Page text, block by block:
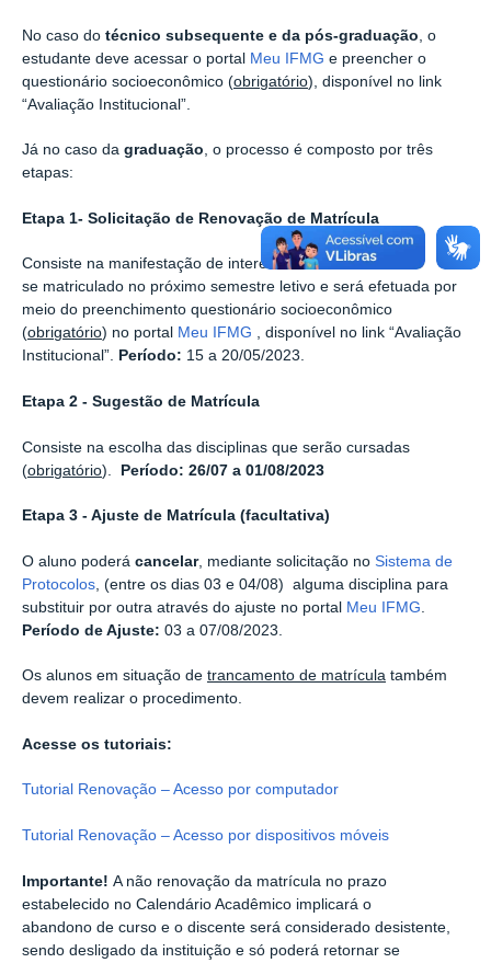
No caso do técnico subsequente e da pós-graduação , o
estudante deve acessar o portal Meu IFMG e preencher o
questionário socioeconômico (obrigatório), disponível no link
“Avaliação Institucional”.
Já no caso da graduação, o processo é composto por três
etapas:
Etapa 1- Solicitação de Renovação de Matrícula
Consiste na manifestação de interesse em manter-
se matriculado no próximo semestre letivo e será efetuada por
meio do preenchimento questionário socioeconômico
(obrigatório) no portal Meu IFMG , disponível no link “Avaliação
Institucional”. Período: 15 a 20/05/2023.
Etapa 2 - Sugestão de Matrícula
Consiste na escolha das disciplinas que serão cursadas
(obrigatório). Período: 26/07 a 01/08/2023
Etapa 3 - Ajuste de Matrícula (facultativa)
O aluno poderá cancelar, mediante solicitação no Sistema de
Protocolos , (entre os dias 03 e 04/08) alguma disciplina para
substituir por outra através do ajuste no portal Meu IFMG
Período de Ajuste: 03 a 07/08/2023.
Os alunos em situação de trancamento de matrícula também
devem realizar o procedimento.
Acesse os tutoriais:
Tutorial Renovação – Acesso por computador
Tutorial Renovação – Acesso por dispositivos móveis
Importante! A não renovação da matrícula no prazo
estabelecido no Calendário Acadêmico implicará o
abandono de curso e o discente será considerado desistente,
sendo desligado da instituição e só poderá retornar se